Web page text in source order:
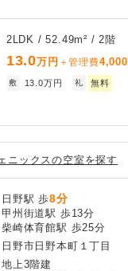
2LDK / 52.49m² / 2階
13.0万円 ＋管理費4,000
敷 13.0万円 礼 無料
ニックスの空室を探す
日野駅 歩8分
甲州街道駅 歩13分
柴崎体育館駅 歩25分
日野市日野本町１丁目
地上3階建